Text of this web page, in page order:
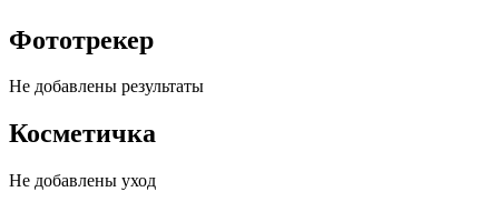
Фототрекер
Не добавлены результаты
Косметичка
Не добавлены уход